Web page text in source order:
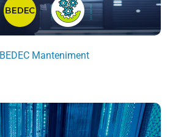
BEDEC Manteniment